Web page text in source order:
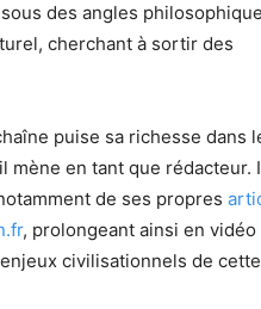
des angles
cherchant à sortir des
puise sa richesse dans
mène en tant que rédacteur.
de ses propres
, prolongeant ainsi en vidéo
civilisationnels de cette